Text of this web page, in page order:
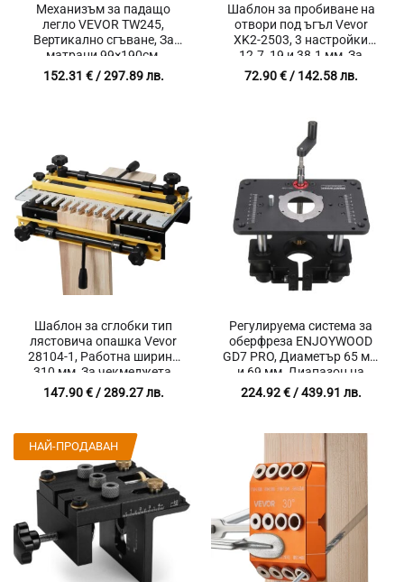
Механизъм за падащо
легло VEVOR TW245,
Вертикално сгъване, За
матраци 99×190см,
Дебелина от 15 до 25 см,
Въглеродна стомана
152.31 €/ 297.89 лв.
Шаблон за пробиване на
отвори под ъгъл Vevor
XK2-2503, 3 настройки
12.7, 19 и 38.1 мм, За
мебели, Шкафове и
дървообработване
72.90€/ 142.58 лв.
Шаблон за сглобки тип
лястовича опашка Vevor
28104-1, Работна ширина
310 мм, За чекмеджета,
Шкафове и Мебели
147.90€/ 289.27 лв.
Регулируема система за
оберфреза ENJOYWOOD
GD7 PRO, Диаметър 65 мм
и 69 мм, Диапазон на
повдигане 0-60 мм
224.92€/ 439.91 лв.
НАЙ-ПРОДАВАН